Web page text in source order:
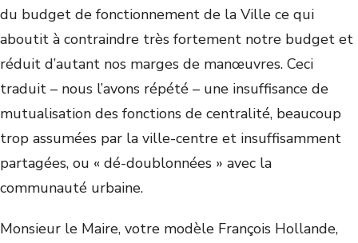
du budget de fonctionnement de la Ville ce qui
aboutit à contraindre très fortement notre budget et
réduit d’autant nos marges de manœuvres. Ceci
traduit – nous l’avons répété – une insuffisance de
mutualisation des fonctions de centralité, beaucoup
trop assumées par la ville-centre et insuffisamment
partagées, ou « dé-doublonnées » avec la
communauté urbaine.
Monsieur le Maire, votre modèle François Hollande,